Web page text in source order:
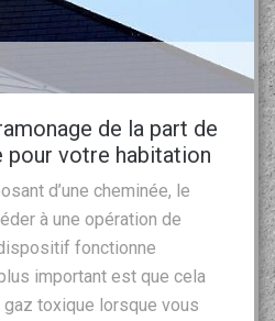
de la part de
pour votre habitation
d’une cheminée, le
à une opération de
fonctionne
important est que cela
gaz toxique lorsque vous